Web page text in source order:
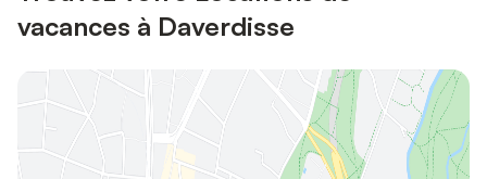
vacances à Daverdisse